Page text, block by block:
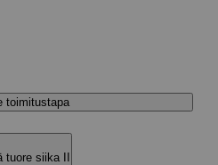
toimitustapa
tuore siika II